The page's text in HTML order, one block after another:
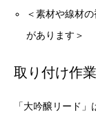
＜素材や線材
があります＞
取り付け作
「大吟醸リード